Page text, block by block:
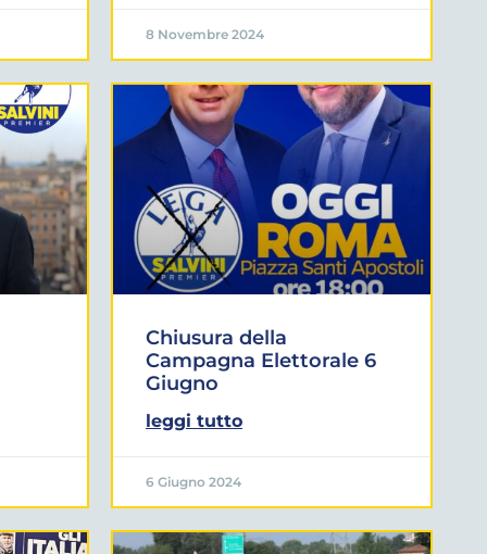
8 Novembre 2024
Chiusura della
Campagna Elettorale 6
Giugno
leggi tutto
6 Giugno 2024